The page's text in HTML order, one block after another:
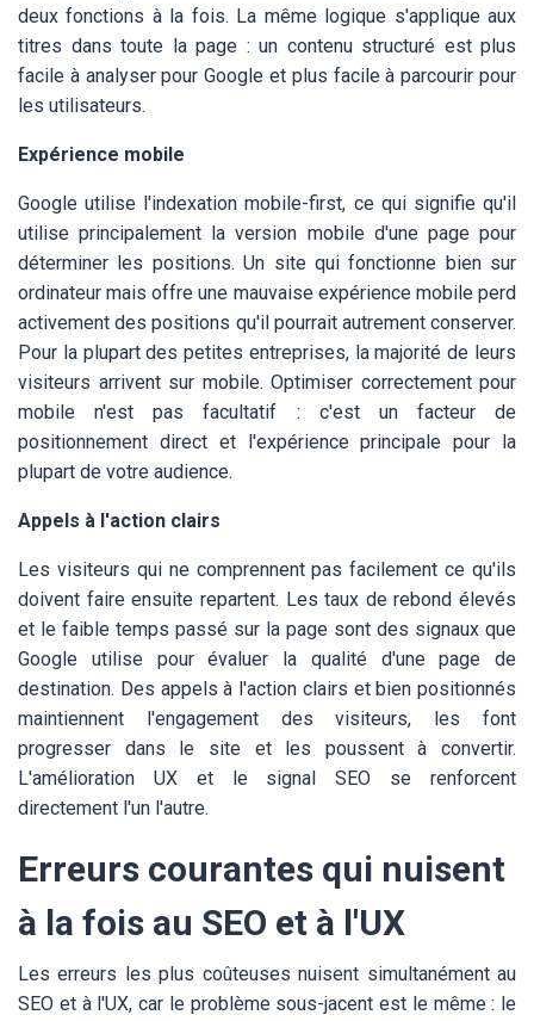
deux fonctions à la fois. La même logique s'applique aux
titres dans toute la page : un contenu structuré est plus
facile à analyser pour Google et plus facile à parcourir pour
les utilisateurs.
Expérience mobile
Google utilise l'indexation mobile-first, ce qui signifie qu'il
utilise principalement la version mobile d'une page pour
déterminer les positions. Un site qui fonctionne bien sur
ordinateur mais offre une mauvaise expérience mobile perd
activement des positions qu'il pourrait autrement conserver.
Pour la plupart des petites entreprises, la majorité de leurs
visiteurs arrivent sur mobile. Optimiser correctement pour
mobile n'est pas facultatif : c'est un facteur de
positionnement direct et l'expérience principale pour la
plupart de votre audience.
Appels à l'action clairs
Les visiteurs qui ne comprennent pas facilement ce qu'ils
doivent faire ensuite repartent. Les taux de rebond élevés
et le faible temps passé sur la page sont des signaux que
Google utilise pour évaluer la qualité d'une page de
destination. Des appels à l'action clairs et bien positionnés
maintiennent l'engagement des visiteurs, les font
progresser dans le site et les poussent à convertir.
L'amélioration UX et le signal SEO se renforcent
directement l'un l'autre.
Erreurs courantes qui nuisent
à la fois au SEO et à l'UX
Les erreurs les plus coûteuses nuisent simultanément au
SEO et à l'UX, car le problème sous-jacent est le même : le